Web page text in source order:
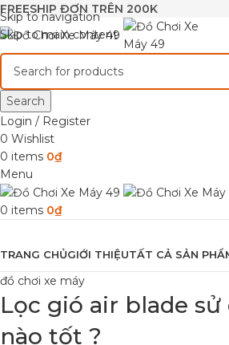
Skip to navigation
Skip to main content
FREESHIP ĐƠN TRÊN 200K
Search
Login / Register
0 Wishlist
0 items 0₫
Menu
0 items 0₫
TRANG CHỦGIỚI THIỆUTẤT CẢ SẢN
đồ chơi xe máy
Lọc gió air blade
nào tốt ?